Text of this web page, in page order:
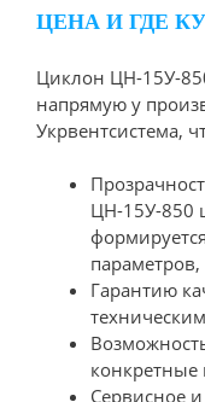
ЦЕНА И ГДЕ
Циклон ЦН-15У-
напрямую у
Укрвентсистема,
ЦН-15У-850
Гарантию
конкретные
Сервисное